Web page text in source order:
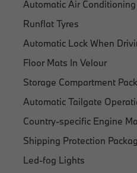
Automatic Air Conditioning
Runflat Tyres
Automatic Lock When
Floor Mats In Velour
Storage Compartment
Automatic Tailgate
Country-specific Engine
Shipping Protection
Led-fog Lights